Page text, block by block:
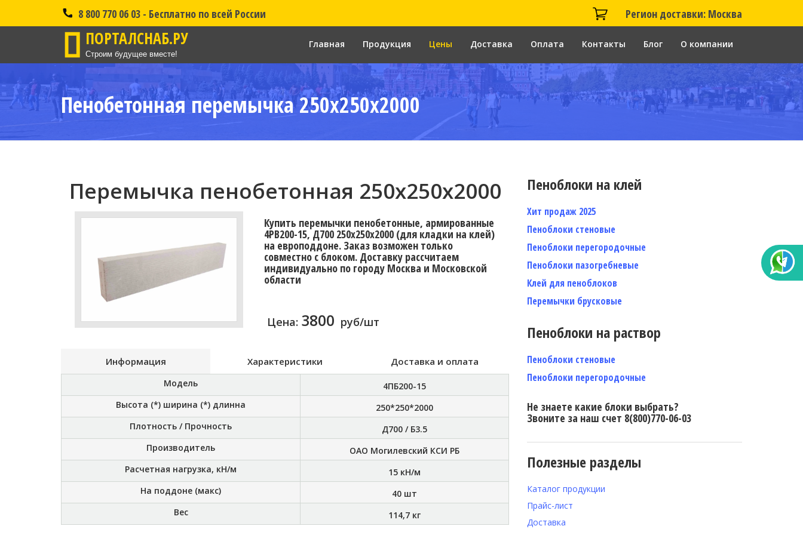
8 800 770 06 03 - Бесплатно по всей России Регион доставки: Москва
ПОРТАЛСНАБ.РУ
Строим будущее вместе!
Главная Продукция Цены Доставка Оплата Контакты Блог О компании
Пенобетонная перемычка 250x250x2000
Перемычка пенобетонная 250x250x2000
Купить перемычки пенобетонные, армированные
4PB200-15, Д700 250х250х2000 (для кладки на клей)
на европоддоне. Заказ возможен только
совместно с блоком. Доставку расcчитаем
индивидуально по городу Москва и Московской
области
Цена: 3800 руб/шт
Информация Характеристики Доставка и оплата
Модель
4ПБ200-15
Высота (*) ширина (*) длинна
250*250*2000
Плотность / Прочность
Д700 / Б3.5
Производитель
ОАО Могилевский КСИ РБ
Расчетная нагрузка, кН/м
15 кН/м
На поддоне (макс)
40 шт
Вес
114,7 кг
Пеноблоки на клей
Хит продаж 2025
Пеноблоки стеновые
Пеноблоки перегородочные
Пеноблоки пазогребневые
Клей для пеноблоков
Перемычки брусковые
Пеноблоки на раствор
Пеноблоки стеновые
Пеноблоки перегородочные
Не знаете какие блоки выбрать?
Звоните за наш счет 8(800)770-06-03
Полезные разделы
Каталог продукции
Прайс-лист
Доставка